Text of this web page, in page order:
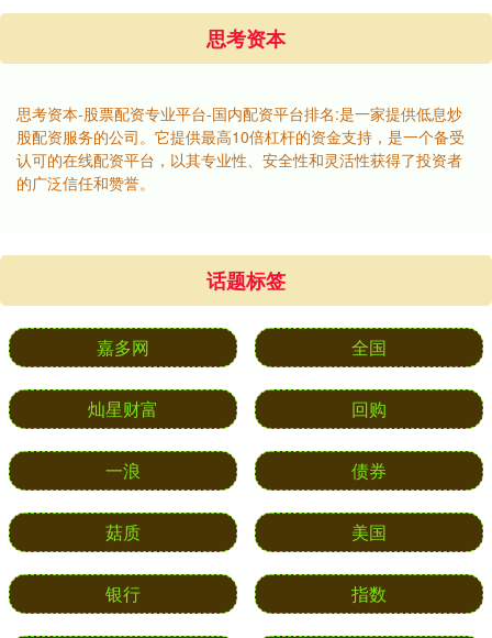
思考资本
思考资本-股票配资专业平台-国内配资平台排名:是一家提供低息炒
股配资服务的公司。它提供最高10倍杠杆的资金支持，是一个备受
认可的在线配资平台，以其专业性、安全性和灵活性获得了投资者
的广泛信任和赞誉。
话题标签
嘉多网 全国
灿星财富 回购
一浪 债券
菇质 美国
银行 指数